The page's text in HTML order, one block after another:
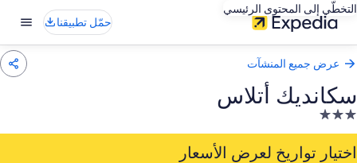
التخطّي إلى المحتوى الرئيسي
حمّل تطبيقنا
عرض جميع المنشآت
سكانديك أتلاس
منشأة
فندقية
مصنفة
اختيار تواريخ لعرض الأسعار